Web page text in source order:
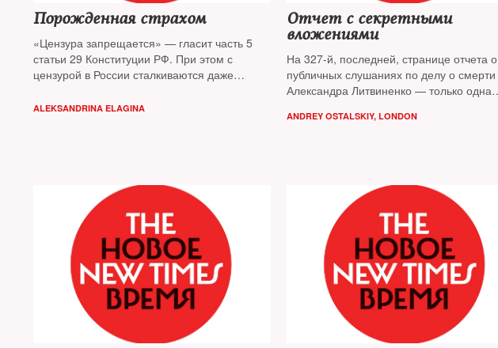
Порожденная страхом
«Цензура запрещается» — гласит часть 5
статьи 29 Конституции РФ. При этом с
цензурой в России сталкиваются даже
конференций. Почему издатели и
ALEKSANDRINA ELAGINA
Отчет с секретными
вложениями
На 327-й, последней, странице отчета о
публичных слушаниях по делу о смерти
Александра Литвиненко — только одна
appendices. То есть: «Приложение 12:
судья сэр Роберт Оуэн, засекреченные,
недоступные для публики данные
ANDREY OSTALSKIY, LONDON